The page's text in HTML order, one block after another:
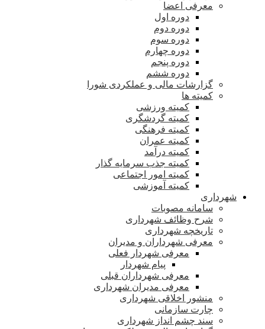
معرفی اعضا
دوره اول
دوره دوم
دوره سوم
دوره چهارم
دوره پنجم
دوره ششم
گزارشات مالی و عملکردی شورا
کمیته ها
کمیته ورزشی
کمیته گردشگری
کمیته فرهنگی
کمیته عمران
کمیته درآمد
کمیته جذب سرمایه گذار
کمیته امور اجتماعی
کمیته آموزشی
شهرداری
سامانه مصوبات
شرح وظائف شهرداری
تاریخچه شهرداری
معرفی شهرداران و مدیران
معرفی شهردار فعلی
پیام شهردار
معرفی شهرداران قبلی
معرفی مدیران شهرداری
منشور اخلاقی شهرداری
چارت سازمانی
سند چشم انداز شهرداری